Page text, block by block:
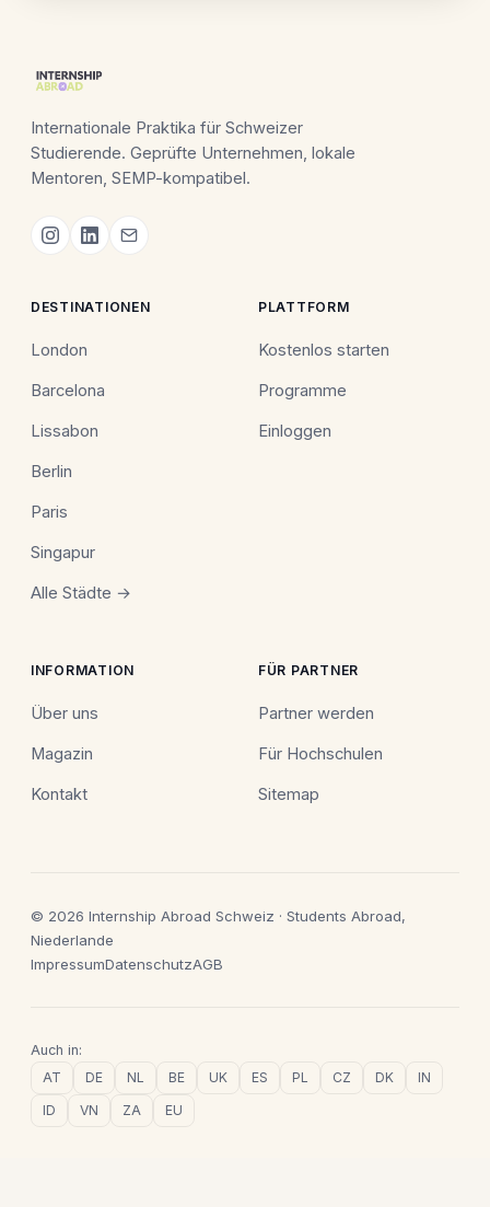
Internationale Praktika für Schweizer
Studierende. Geprüfte Unternehmen, lokale
Mentoren, SEMP-kompatibel.
DESTINATIONEN
London
Barcelona
Lissabon
Berlin
Paris
Singapur
Alle Städte →
PLATTFORM
Kostenlos starten
Programme
Einloggen
INFORMATION
Über uns
Magazin
Kontakt
FÜR PARTNER
Partner werden
Für Hochschulen
Sitemap
© 2026 Internship Abroad Schweiz · Students Abroad,
Niederlande
ImpressumDatenschutzAGB
Auch in:
AT
DE NL BE UK ES PL CZ DK
IN
ID
VN ZA EU